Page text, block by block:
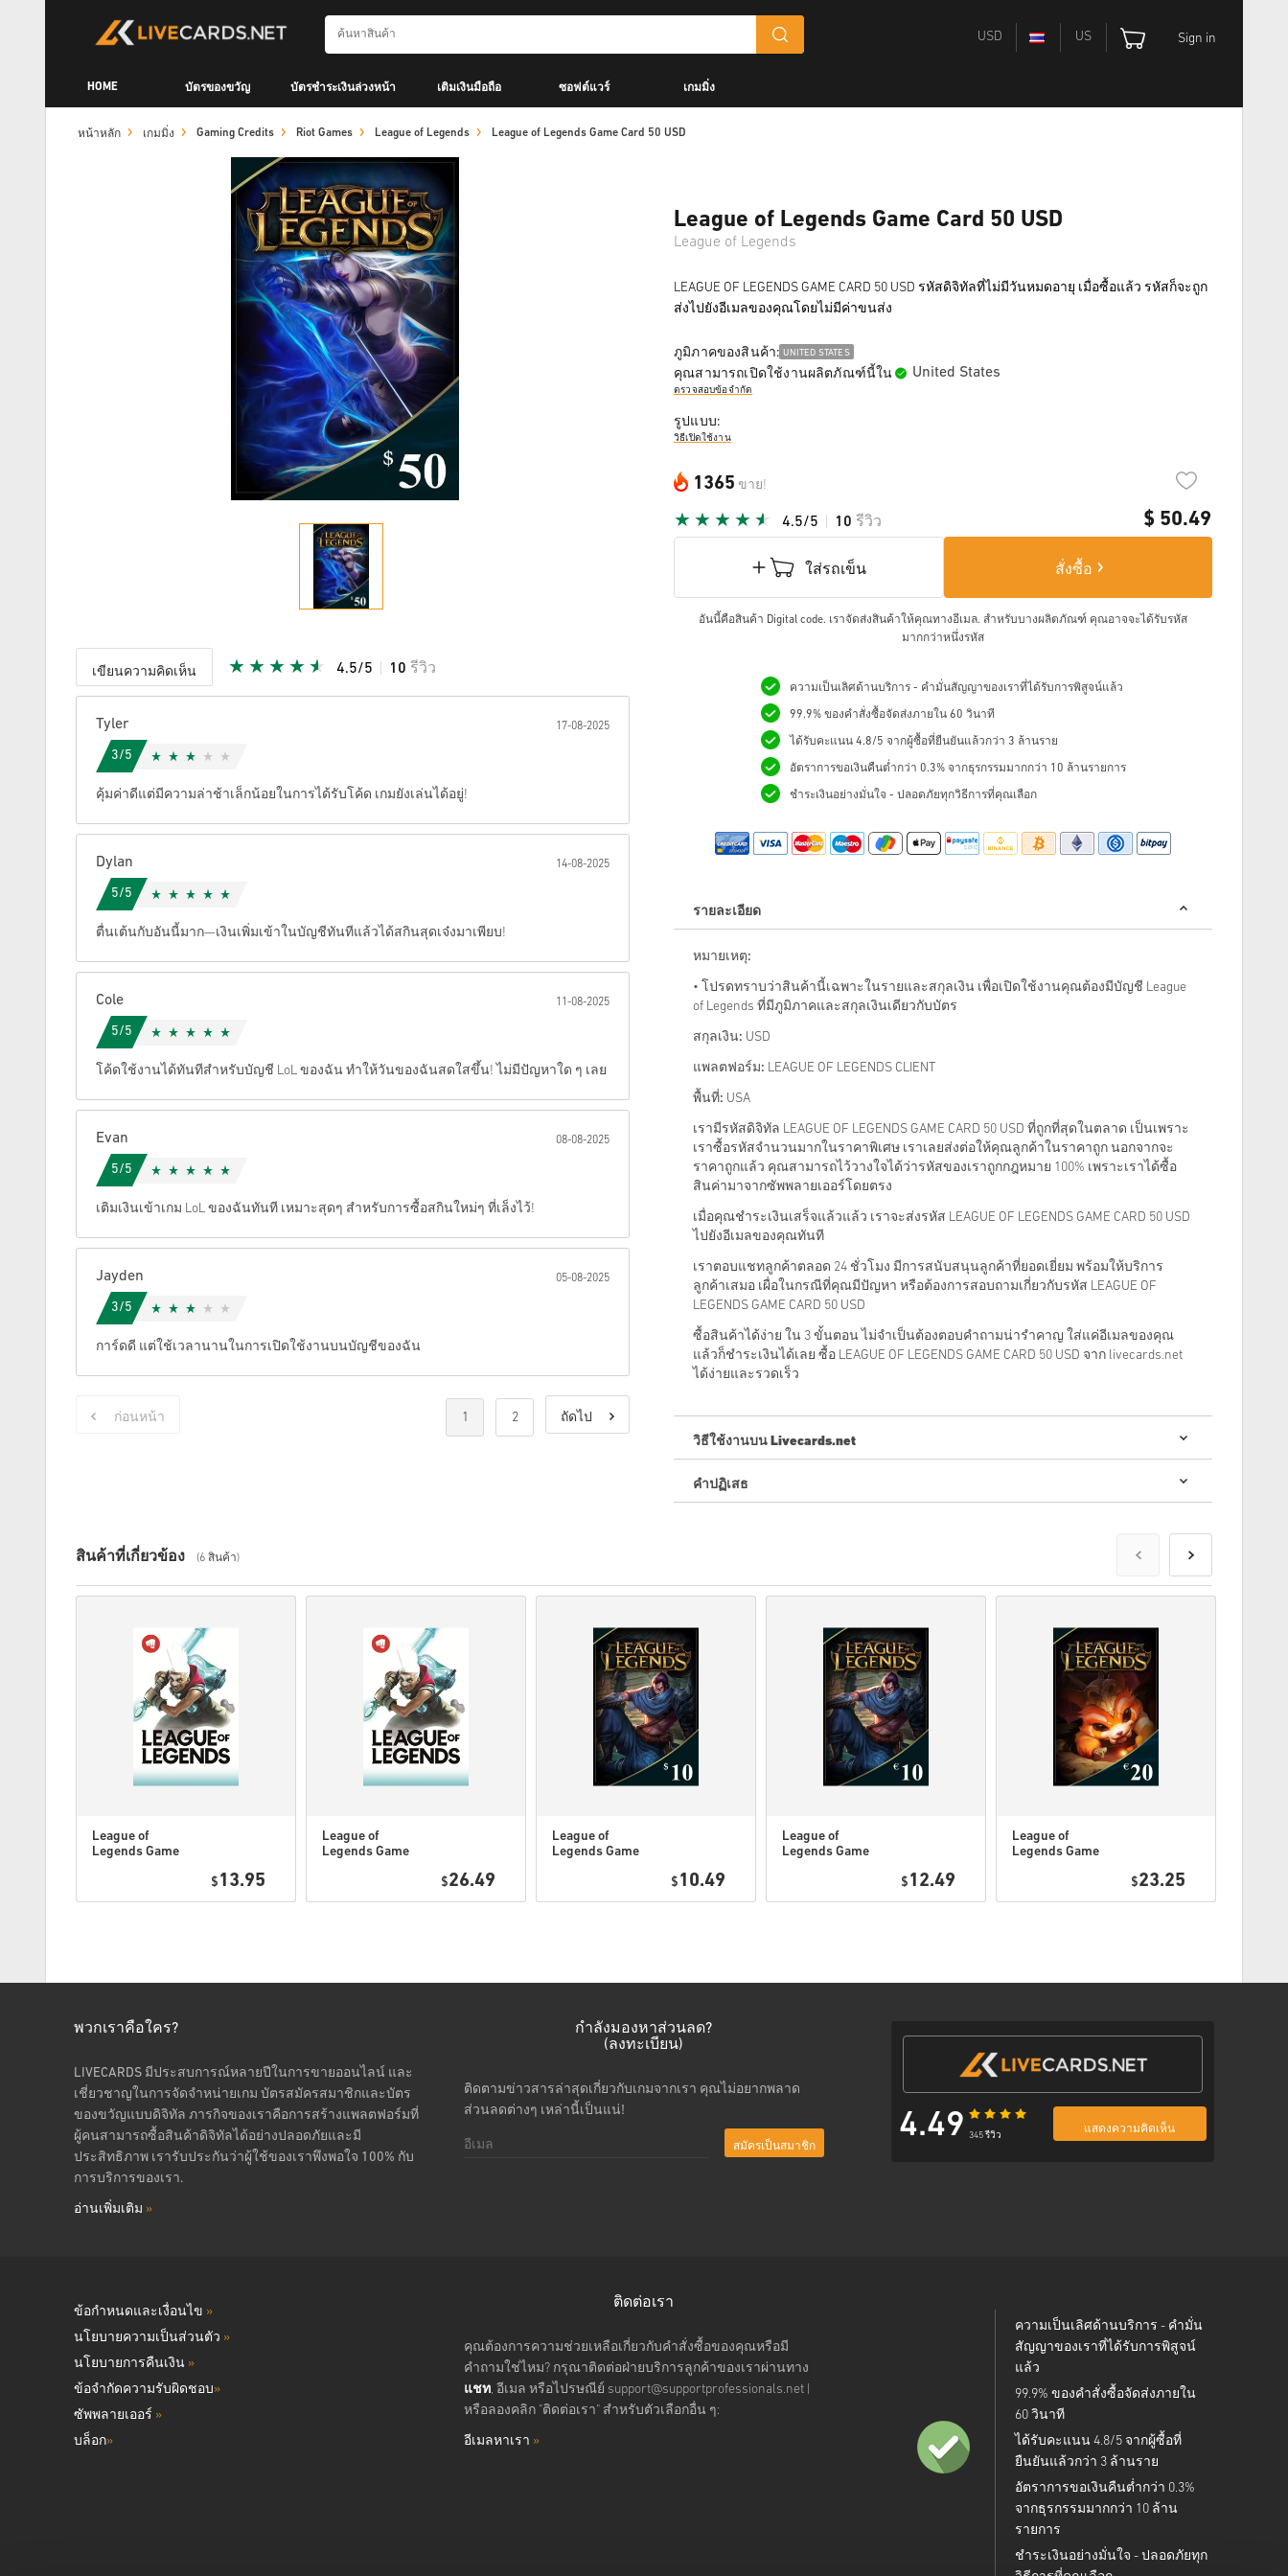
USD US Sign in
HOME บัตรของขวัญ บัตรชำระเงินล่วงหน้า เติมเงินมือถือ ซอฟต์แวร์ เกมมิ่ง
หน้าหลัก เกมมิ่ง Gaming Credits Riot Games League of Legends League of Legends Game Card 50 USD
เขียนความคิดเห็น 4.5/5 10 รีวิว
ยกเลิก
Tyler 17-08-2025
3/5
คุ้มค่าดีแต่มีความล่าช้าเล็กน้อยในการได้รับโค้ด เกมยังเล่นได้อยู่!
Dylan 14-08-2025
5/5
ตื่นเต้นกับอันนี้มาก—เงินเพิ่มเข้าในบัญชีทันทีแล้วได้สกินสุดเจ๋งมาเพียบ!
Cole 11-08-2025
5/5
โค้ดใช้งานได้ทันทีสำหรับบัญชี LoL ของฉัน ทำให้วันของฉันสดใสขึ้น! ไม่มีปัญหาใด ๆ เลย
Evan 08-08-2025
5/5
เติมเงินเข้าเกม LoL ของฉันทันที เหมาะสุดๆ สำหรับการซื้อสกินใหม่ๆ ที่เล็งไว้!
Jayden 05-08-2025
3/5
การ์ดดี แต่ใช้เวลานานในการเปิดใช้งานบนบัญชีของฉัน
ก่อนหน้า 1 2 ถัดไป
League of Legends Game Card 50 USD
League of Legends
LEAGUE OF LEGENDS GAME CARD 50 USD รหัสดิจิทัลที่ไม่มีวันหมดอายุ เมื่อซื้อแล้ว รหัสก็จะถูก
ส่งไปยังอีเมลของคุณโดยไม่มีค่าขนส่ง
ภูมิภาคของสินค้า: UNITED STATES
คุณสามารถเปิดใช้งานผลิตภัณฑ์นี้ใน United States
ตรวจสอบข้อจำกัด
รูปแบบ:
วิธีเปิดใช้งาน
1365 ขาย!
$ 50.49
4.5/5 10 รีวิว
ใส่รถเข็น สั่งซื้อ
อันนี้คือสินค้า Digital code. เราจัดส่งสินค้าให้คุณทางอีเมล. สำหรับบางผลิตภัณฑ์ คุณอาจจะได้รับรหัส
มากกว่าหนึ่งรหัส
ความเป็นเลิศด้านบริการ - คำมั่นสัญญาของเราที่ได้รับการพิสูจน์แล้ว
99.9% ของคำสั่งซื้อจัดส่งภายใน 60 วินาที
ได้รับคะแนน 4.8/5 จากผู้ซื้อที่ยืนยันแล้วกว่า 3 ล้านราย
อัตราการขอเงินคืนต่ำกว่า 0.3% จากธุรกรรมมากกว่า 10 ล้านรายการ
ชำระเงินอย่างมั่นใจ - ปลอดภัยทุกวิธีการที่คุณเลือก
รายละเอียด
หมายเหตุ:
• โปรดทราบว่าสินค้านี้เฉพาะในรายและสกุลเงิน เพื่อเปิดใช้งานคุณต้องมีบัญชี League
of Legends ที่มีภูมิภาคและสกุลเงินเดียวกับบัตร
สกุลเงิน: USD
แพลตฟอร์ม: LEAGUE OF LEGENDS CLIENT
พื้นที่: USA
เรามีรหัสดิจิทัล LEAGUE OF LEGENDS GAME CARD 50 USD ที่ถูกที่สุดในตลาด เป็นเพราะ
เราซื้อรหัสจำนวนมากในราคาพิเศษ เราเลยส่งต่อให้คุณลูกค้าในราคาถูก นอกจากจะ
ราคาถูกแล้ว คุณสามารถไว้วางใจได้ว่ารหัสของเราถูกกฎหมาย 100% เพราะเราได้ซื้อ
สินค่ามาจากซัพพลายเออร์โดยตรง
เมื่อคุณชำระเงินเสร็จแล้วแล้ว เราจะส่งรหัส LEAGUE OF LEGENDS GAME CARD 50 USD
ไปยังอีเมลของคุณทันที
เราตอบแชทลูกค้าตลอด 24 ชั่วโมง มีการสนับสนุนลูกค้าที่ยอดเยี่ยม พร้อมให้บริการ
ลูกค้าเสมอ เผื่อในกรณีที่คุณมีปัญหา หรือต้องการสอบถามเกี่ยวกับรหัส LEAGUE OF
LEGENDS GAME CARD 50 USD
ซื้อสินค้าได้ง่าย ใน 3 ขั้นตอน ไม่จำเป็นต้องตอบคําถามน่ารำคาญ ใส่แค่อีเมลของคุณ
แล้วก็ชำระเงินได้เลย ซื้อ LEAGUE OF LEGENDS GAME CARD 50 USD จาก livecards.net
ได้ง่ายและรวดเร็ว
วิธีใช้งานบน Livecards.net
ใหม่กับ Livecards.net ใช่ไหม? การซื้อโค้ดดิจิทัลนั้นรวดเร็วและง่ายมาก:
ดูคู่มือสั้น ๆ ด้านบน หรือทำตามขั้นตอนด้านล่าง 👇
คำปฏิเสธ
ะถูกจัดส่งก่อนหรือในวันวางจำหน่ายที่ระบุไว้ในขณะที่สินค้าใน
คุณกำลังซื้อผลิตภัณฑ์ดิจิทัลเท่านั้น.
หากคุณประสบปัญหาในการสั่งซื้อโปรดแจ้งให้เราทราบโดยใช้แบบฟอร์มติดต่อเรา
โค้ดที่ดาวน์โหลดได้เหล่านี้ผลิตโดยผู้พัฒนาเกมดังนั้นจึงเป็นโค้ดต้นฉบับ.
รหัสเหล่านี้ไม่มีวันหมดอายุ.
เนื้อหาที่ดาวน์โหลดได้หรือผลิตภัณฑ์ DLC - คุณต้องมีเกมต้นฉบับจึงจะเล่น
สำหรับบางผลิตภัณฑ์ คุณอาจจะได้รับรหัสมากกว่าหนึ่งรหัส
สินค้าที่เกี่ยวข้อง (6 สินค้า)
League of
Legends Game
$ 13.95
League of
Legends Game
$26.49
League of
Legends Game
$ 10.49
League of
Legends Game
$ 12.49
League of
Legends Game
$23.25
พวกเราคือใคร?
LIVECARDS มีประสบการณ์หลายปีในการขายออนไลน์ และ
เชี่ยวชาญในการจัดจำหน่ายเกม บัตรสมัครสมาชิกและบัตร
ของขวัญแบบดิจิทัล ภารกิจของเราคือการสร้างแพลตฟอร์มที่
ผู้คนสามารถซื้อสินค้าดิจิทัลได้อย่างปลอดภัยและมี
ประสิทธิภาพ เรารับประกันว่าผู้ใช้ของเราพึงพอใจ 100% กับ
การบริการของเรา.
อ่านเพิ่มเติม »
กำลังมองหาส่วนลด?
(ลงทะเบียน)
ติดตามข่าวสารล่าสุดเกี่ยวกับเกมจากเรา คุณไม่อยากพลาด
ส่วนลดต่างๆ เหล่านี้เป็นแน่!
สมัครเป็นสมาชิก
4.49 345 รีวิว
แสดงความคิดเห็น
ข้อกำหนดและเงื่อนไข »
นโยบายความเป็นส่วนตัว »
นโยบายการคืนเงิน »
ข้อจำกัดความรับผิดชอบ»
ซัพพลายเออร์ »
บล็อก»
ติดต่อเรา
คุณต้องการความช่วยเหลือเกี่ยวกับคำสั่งซื้อของคุณหรือมี
คำถามใช่ไหม? กรุณาติดต่อฝ่ายบริการลูกค้าของเราผ่านทาง
แชท, อีเมล หรือไปรษณีย์ support@supportprofessionals.net|
หรือลองคลิก "ติดต่อเรา" สำหรับตัวเลือกอื่น ๆ:
อีเมลหาเรา »
ความเป็นเลิศด้านบริการ - คำมั่น
สัญญาของเราที่ได้รับการพิสูจน์
แล้ว
99.9% ของคำสั่งซื้อจัดส่งภายใน
60 วินาที
ได้รับคะแนน 4.8/5 จากผู้ซื้อที่
ยืนยันแล้วกว่า 3 ล้านราย
อัตราการขอเงินคืนต่ำกว่า 0.3%
จากธุรกรรมมากกว่า 10 ล้าน
รายการ
ชำระเงินอย่างมั่นใจ - ปลอดภัยทุก